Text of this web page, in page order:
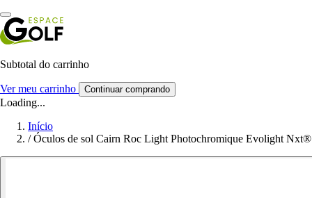
Subtotal do carrinho
Ver meu carrinho Continuar comprando
Loading...
Início
/ Óculos de sol Cairn Roc Light Photochromique Evolight Nxt®